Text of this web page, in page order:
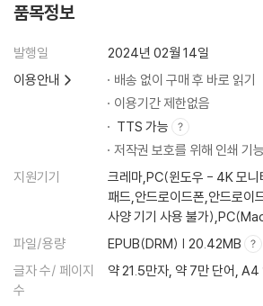
품목정보
발행일
2024년 02월 14일
이용안내
배송 없이 구매 후 바로 읽기
이용기간 제한없음
TTS 가능
저작권 보호를 위해 인쇄 기
지원기기
크레마,PC(윈도우 - 4K 모니
패드,안드로이드폰,안드로이
사양 기기 사용 불가
파일/용량
EPUB(DRM) | 20.42MB
글자 수/ 페이지
수
약 21.5만자, 약 7만 단어, A4